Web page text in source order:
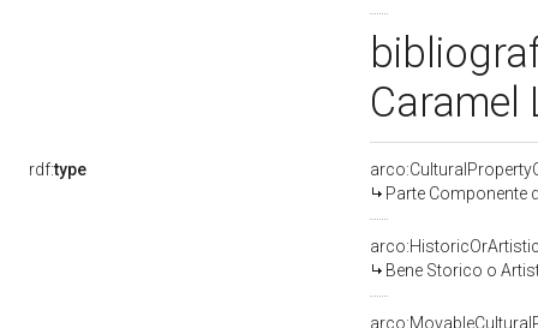
Caramel
rdf:type
Parte Componente
Bene Storico o